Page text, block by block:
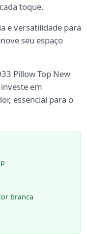
toque.
e versatilidade para
seu espaço
Pillow Top New
em
essencial para o
branca